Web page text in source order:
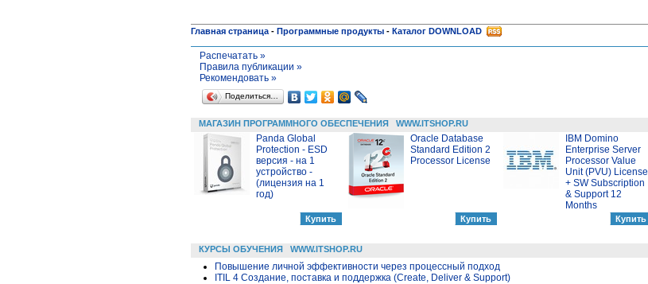
Главная страница - Программные продукты - Каталог DOWNLOAD
Распечатать »
Правила публикации »
Рекомендовать »
Поделиться…
МАГАЗИН ПРОГРАММНОГО ОБЕСПЕЧЕНИЯ WWW.ITSHOP.RU
Panda Global
Protection - ESD
версия - на 1
устройство -
(лицензия на 1
год)
Oracle Database
Standard Edition 2
Processor License
IBM Domino
Enterprise Server
Processor Value
Unit (PVU) License
+ SW Subscription
& Support 12
Months
КУРСЫ ОБУЧЕНИЯ WWW.ITSHOP.RU
Повышение личной эффективности через процессный подход
ITIL 4 Создание, поставка и поддержка (Create, Deliver & Support)